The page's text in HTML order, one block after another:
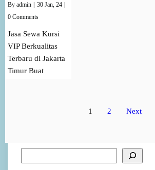
By admin | 30 Jan, 24 |
0 Comments
Jasa Sewa Kursi
VIP Berkualitas
Terbaru di Jakarta
Timur Buat
1 2 Next